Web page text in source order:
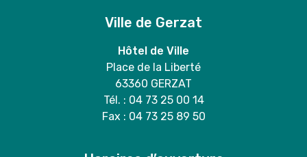
Ville de Gerzat
Hôtel de Ville
Place de la Liberté
63360 GERZAT
Tél. : 04 73 25 00 14
Fax : 04 73 25 89 50